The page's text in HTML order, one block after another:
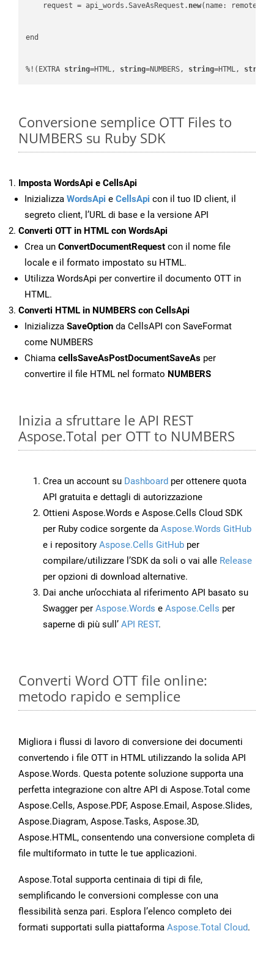
    request = api_words.SaveAsRequest.
new(name:
end
%!(EXTRA string=HTML, string=NUMBERS, string=HTML, string
Conversione semplice OTT Files to
NUMBERS su Ruby SDK
Imposta WordsApi e CellsApi
Inizializza WordsApi e CellsApi con il tuo ID client, il
segreto client, l’URL di base e la versione API
Converti OTT in HTML con WordsApi
Crea un ConvertDocumentRequest con il nome file
locale e il formato impostato su HTML.
Utilizza WordsApi per convertire il documento OTT in
HTML.
Converti HTML in NUMBERS con CellsApi
Inizializza SaveOption da CellsAPI con SaveFormat
come NUMBERS
Chiama cellsSaveAsPostDocumentSaveAs per
convertire il file HTML nel formato NUMBERS
Inizia a sfruttare le API REST
Aspose.Total per OTT to NUMBERS
Crea un account su Dashboard per ottenere quota
API gratuita e dettagli di autorizzazione
Ottieni Aspose.Words e Aspose.Cells Cloud SDK
per Ruby codice sorgente da Aspose.Words GitHub
e i repository Aspose.Cells GitHub per
compilare/utilizzare l’SDK da soli o vai alle Release
per opzioni di download alternative.
Dai anche un’occhiata al riferimento API basato su
Swagger per Aspose.Words e Aspose.Cells per
saperne di più sull’ API REST.
Converti Word OTT file online:
metodo rapido e semplice
Migliora i flussi di lavoro di conversione dei documenti
convertendo i file OTT in HTML utilizzando la solida API
Aspose.Words. Questa potente soluzione supporta una
perfetta integrazione con altre API di Aspose.Total come
Aspose.Cells, Aspose.PDF, Aspose.Email, Aspose.Slides,
Aspose.Diagram, Aspose.Tasks, Aspose.3D,
Aspose.HTML, consentendo una conversione completa di
file multiformato in tutte le tue applicazioni.
Aspose.Total supporta centinaia di tipi di file,
semplificando le conversioni complesse con una
flessibilità senza pari. Esplora l’elenco completo dei
formati supportati sulla piattaforma Aspose.Total Cloud.